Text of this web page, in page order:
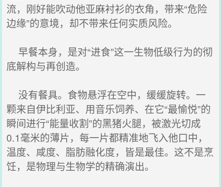
流，刚好能吹动他亚麻衬衫的衣角，带来“危险
边缘”的意境，却不带来任何实质风险。
早餐本身，是对“进食”这一生物低级行为的彻
底解构与再创造。
没有餐具。食物悬浮在空中，缓缓旋转。一
颗来自伊比利亚、用音乐饲养、在它“最愉悦”的
瞬间进行“能量收割”的黑猪火腿，被激光切成
0.1毫米的薄片，每一片都精准地飞入他口中，
温度、咸度、脂肪融化度，皆是最佳。这不是烹
饪，是物理与生物学的精确演出。